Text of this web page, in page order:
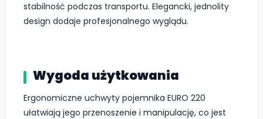
stabilność podczas transportu. Elegancki, jednolity
design dodaje profesjonalnego wyglądu.
Wygoda użytkowania
Ergonomiczne uchwyty pojemnika EURO 220
ułatwiają jego przenoszenie i manipulację, co jest